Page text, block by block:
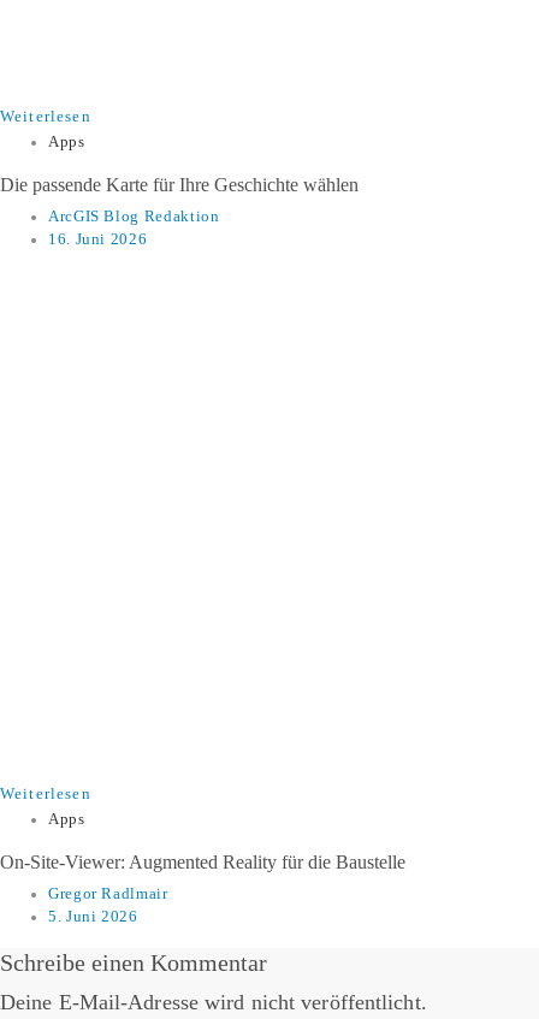
Weiterlesen
Apps
Die passende Karte für Ihre Geschichte wählen
ArcGIS Blog Redaktion
16. Juni 2026
Weiterlesen
Apps
​​On-Site-Viewer: Augmented Reality für die Baustelle​
Gregor Radlmair
5. Juni 2026
Schreibe einen Kommentar
Deine E-Mail-Adresse wird nicht veröffentlicht.